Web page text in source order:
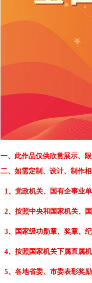
一、 此作品仅供欣赏展示、
二、 如需定制、设计、制作
1、党政机关、国有企事业
2、按照中央和国家机关、
3、国家级功勋章、奖章、
4、按照国家机关下属直属
5、各地省委、市委表彰奖